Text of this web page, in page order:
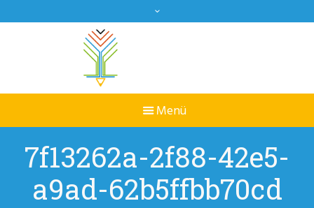
7f13262a-2f88-42e5-
a9ad-62b5ffbb70cd